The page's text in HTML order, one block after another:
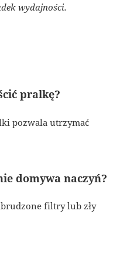
wydajności.
pralkę?
pozwala utrzymać
domywa naczyń?
filtry lub zły